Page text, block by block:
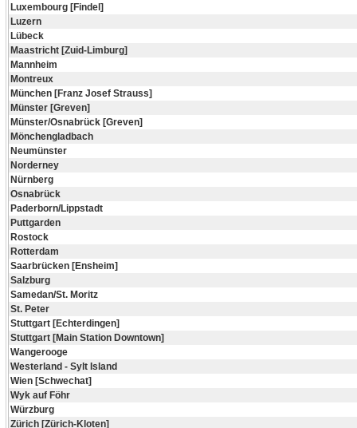
Luxembourg [Findel]
Luzern
Lübeck
Maastricht [Zuid-Limburg]
Mannheim
Montreux
München [Franz Josef Strauss]
Münster [Greven]
Münster/Osnabrück [Greven]
Mönchengladbach
Neumünster
Norderney
Nürnberg
Osnabrück
Paderborn/Lippstadt
Puttgarden
Rostock
Rotterdam
Saarbrücken [Ensheim]
Salzburg
Samedan/St. Moritz
St. Peter
Stuttgart [Echterdingen]
Stuttgart [Main Station Downtown]
Wangerooge
Westerland - Sylt Island
Wien [Schwechat]
Wyk auf Föhr
Würzburg
Zürich [Zürich-Kloten]